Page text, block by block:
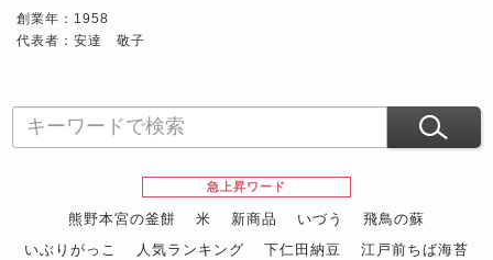
創業年：1958
代表者：安達 敬子
急上昇ワード
熊野本宮の釜餅 米 新商品 いづう
飛鳥の蘇
いぶりがっこ
人気ランキング 下仁田納豆
江戸前ちば海苔